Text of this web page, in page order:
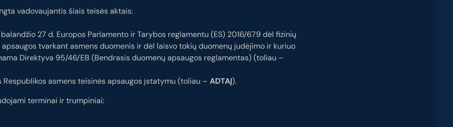
vadovaujantis šiais teisės aktais:
balandžio 27 d. Europos Parlamento ir Tarybos reglamentu (ES) 2016/679 dėl fizinių
apsaugos tvarkant asmens duomenis ir dėl laisvo tokių duomenų judėjimo ir kuriuo
Direktyva 95/46/EB (Bendrasis duomenų apsaugos reglamentas) (toliau –
Respublikos asmens teisinės apsaugos įstatymu (toliau – ADTAĮ).
terminai ir trumpiniai: